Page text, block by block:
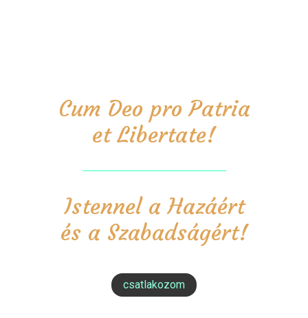
Cum Deo pro Patria
et Libertate!
Istennel a Hazáért
és a Szabadságért!
csatlakozom